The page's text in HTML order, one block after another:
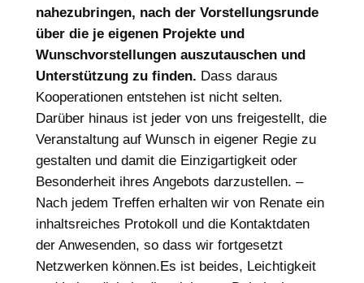
nahezubringen, nach der Vorstellungsrunde
über die je eigenen Projekte und
Wunschvorstellungen auszutauschen und
Unterstützung zu finden. Dass daraus
Kooperationen entstehen ist nicht selten.
Darüber hinaus ist jeder von uns freigestellt, die
Veranstaltung auf Wunsch in eigener Regie zu
gestalten und damit die Einzigartigkeit oder
Besonderheit ihres Angebots darzustellen. –
Nach jedem Treffen erhalten wir von Renate ein
inhaltsreiches Protokoll und die Kontaktdaten
der Anwesenden, so dass wir fortgesetzt
Netzwerken können.Es ist beides, Leichtigkeit